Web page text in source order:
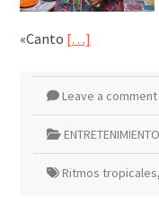
«Canto […]
Leave a comment
ENTRETENIMIENTO
Ritmos tropicales,